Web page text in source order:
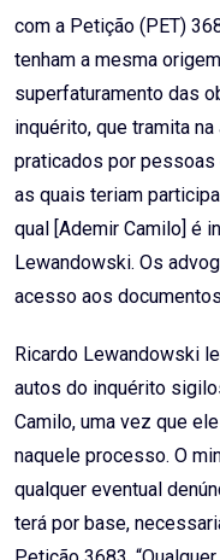
com a Petição (PET)
tenham a mesma
superfaturamento das
inquérito, que tramita
praticados por pessoas
as quais teriam
qual [Ademir Camilo] é
Lewandowski. Os
acesso aos
Ricardo Lewandowski
autos do inquérito
Camilo, uma vez que
naquele processo. O
qualquer eventual
terá por base,